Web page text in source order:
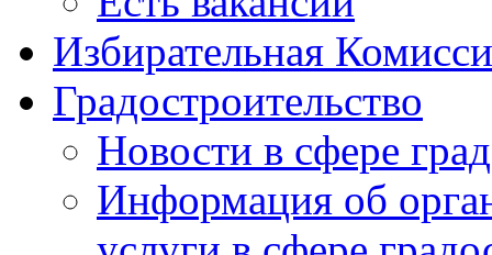
Избирательная
Градостроительство
Новости в сфере
Информация об